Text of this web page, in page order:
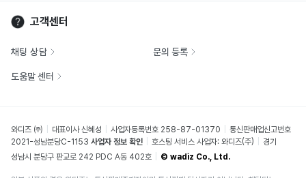
고객센터
채팅 상담 문의 등록
도움말 센터
와디즈 ㈜ 대표이사 신혜성 사업자등록번호 258-87-01370
통신판매업신고번호
2021-성남분당C-1153 사업자 정보 확인 호스팅 서비스 사업자: 와디즈(주)
경기
성남시 분당구 판교로 242 PDC A동 402호
© wadiz Co., Ltd.